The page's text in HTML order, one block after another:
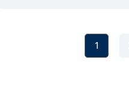
Seite
1